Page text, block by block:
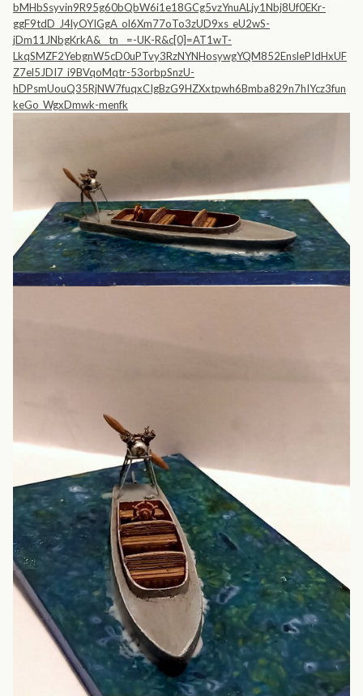
bMHbSsyvin9R95g60bQbW6i1e18GCg5vzYnuALjy1Nbj8Uf0EKr-
ggF9tdD_J4lyOYIGgA_ol6Xm77oTo3zUD9xs_eU2wS-
jDm11JNbgKrkA&__tn__=-UK-R&c[0]=AT1wT-
LkqSMZF2YebgnW5cD0uPTvy3RzNYNHosywgYQM852EnslePIdHxUF
Z7el5JDI7_i9BVqoMqtr-53orbpSnzU-
hDPsmUouQ35RjNW7fuqxCIgBzG9HZXxtpwh6Bmba829n7hIYcz3fun
keGo_WgxDmwk-menfk